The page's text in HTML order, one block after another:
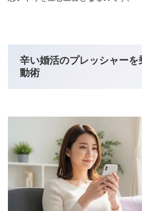
辛い婚活のプレッシャーを
動術